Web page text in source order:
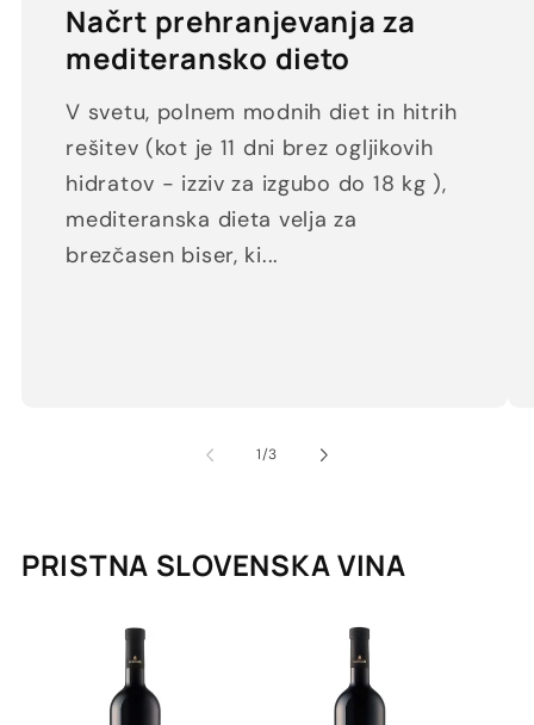
Načrt prehranjevanja za
mediteransko dieto
V svetu, polnem modnih diet in hitrih
rešitev (kot je 11 dni brez ogljikovih
hidratov - izziv za izgubo do 18 kg ),
mediteranska dieta velja za
brezčasen biser, ki...
1/od
3
PRISTNA SLOVENSKA VINA